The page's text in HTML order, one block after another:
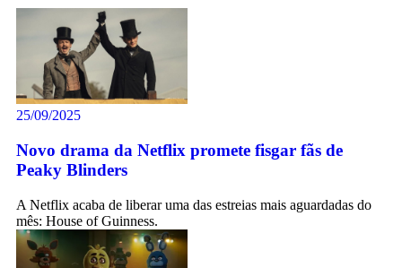
25/09/2025
Novo drama da Netflix promete fisgar fãs de
Peaky Blinders
A Netflix acaba de liberar uma das estreias mais aguardadas do
mês: House of Guinness.